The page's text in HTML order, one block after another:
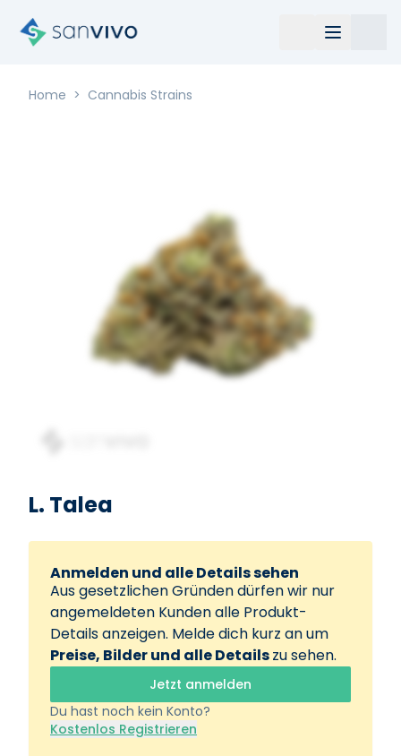
Home > Cannabis Strains
L. Talea
Anmelden und alle Details sehen
Aus gesetzlichen Gründen dürfen wir nur
angemeldeten Kunden alle Produkt-
Details anzeigen. Melde dich kurz an um
Preise, Bilder und alle Detailszu sehen.
Jetzt anmelden
Du hast noch kein Konto?
Kostenlos Registrieren